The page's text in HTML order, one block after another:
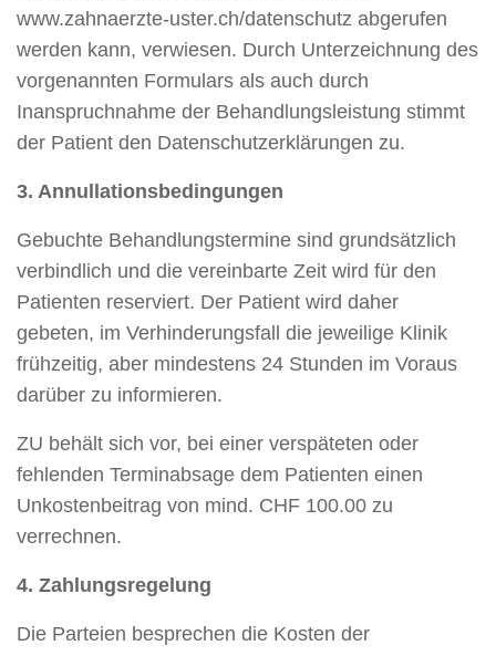
www.zahnaerzte-uster.ch/datenschutz abgerufen
werden kann, verwiesen. Durch Unterzeichnung des
vorgenannten Formulars als auch durch
Inanspruchnahme der Behandlungsleistung stimmt
der Patient den Datenschutzerklärungen zu.
3. Annullationsbedingungen
Gebuchte Behandlungstermine sind grundsätzlich
verbindlich und die vereinbarte Zeit wird für den
Patienten reserviert. Der Patient wird daher
gebeten, im Verhinderungsfall die jeweilige Klinik
frühzeitig, aber mindestens 24 Stunden im Voraus
darüber zu informieren.
ZU behält sich vor, bei einer verspäteten oder
fehlenden Terminabsage dem Patienten einen
Unkostenbeitrag von mind. CHF 100.00 zu
verrechnen.
4. Zahlungsregelung
Die Parteien besprechen die Kosten der